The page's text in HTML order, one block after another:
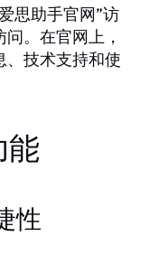
思助手官网”访
。在官网上，
、技术支持和使
能
性